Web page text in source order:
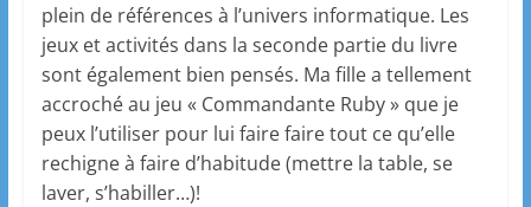
plein de références à l’univers informatique. Les
jeux et activités dans la seconde partie du livre
sont également bien pensés. Ma fille a tellement
accroché au jeu « Commandante Ruby » que je
peux l’utiliser pour lui faire faire tout ce qu’elle
rechigne à faire d’habitude (mettre la table, se
laver, s’habiller…)!